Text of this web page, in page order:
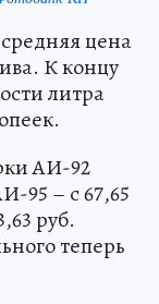
цена
К концу
литра
АИ-92
95 – с 67,65
руб.
теперь